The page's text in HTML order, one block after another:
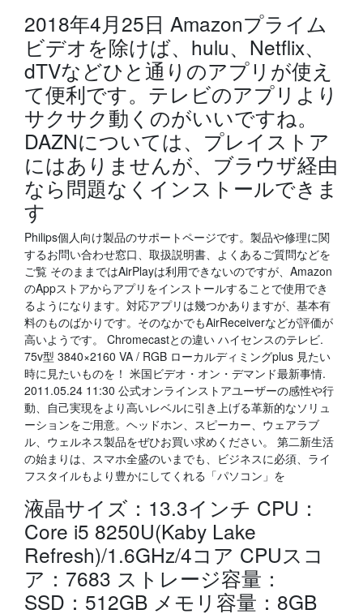
2018年4月25日 Amazonプライム
ビデオを除けば、hulu、Netflix、
dTVなどひと通りのアプリが使え
て便利です。テレビのアプリより
サクサク動くのがいいですね。
DAZNについては、プレイストア
にはありませんが、ブラウザ経由
なら問題なくインストールできま
す
Philips個人向け製品のサポートページです。製品や修理に関
するお問い合わせ窓口、取扱説明書、よくあるご質問などを
ご覧 そのままではAirPlayは利用できないのですが、Amazon
のAppストアからアプリをインストールすることで使用でき
るようになります。対応アプリは幾つかありますが、基本有
料のものばかりです。そのなかでもAirReceiverなどが評価が
高いようです。 Chromecastとの違い ハイセンスのテレビ.
75v型 3840×2160 VA / RGB ローカルディミングplus 見たい
時に見たいものを！ 米国ビデオ・オン・デマンド最新事情.
2011.05.24 11:30 公式オンラインストアユーザーの感性や行
動、自己実現をより高いレベルに引き上げる革新的なソリュ
ーションをご用意。ヘッドホン、スピーカー、ウェアラブ
ル、ウェルネス製品をぜひお買い求めください。 第二新生活
の始まりは、スマホ全盛のいまでも、ビジネスに必須、ライ
フスタイルもより豊かにしてくれる「パソコン」を
液晶サイズ：13.3インチ CPU：
Core i5 8250U(Kaby Lake
Refresh)/1.6GHz/4コア CPUスコ
ア：7683 ストレージ容量：
SSD：512GB メモリ容量：8GB